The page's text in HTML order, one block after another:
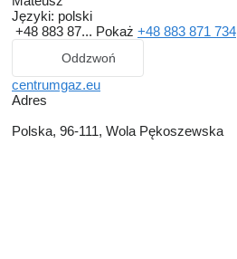
Języki: polski
+48 883 87... Pokaż +48 883 871 734
Oddzwoń
centrumgaz.eu
Adres
Polska, 96-111, Wola Pękoszewska